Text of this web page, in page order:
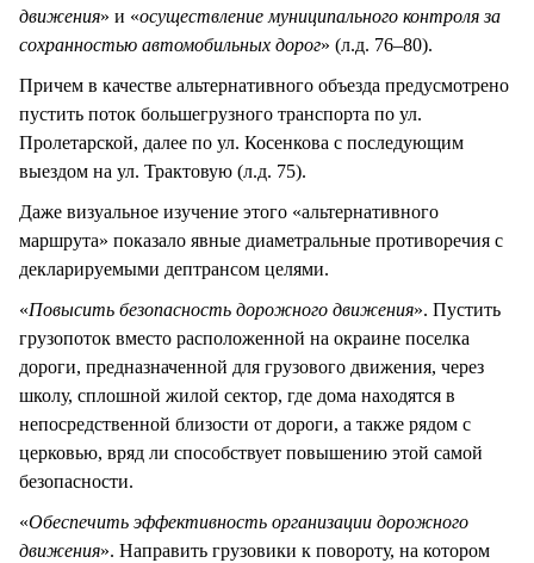
движения» и «осуществление муниципального контроля за
сохранностью автомобильных дорог» (л.д. 76–80).
Причем в качестве альтернативного объезда предусмотрено
пустить поток большегрузного транспорта по ул.
Пролетарской, далее по ул. Косенкова с последующим
выездом на ул. Трактовую (л.д. 75).
Даже визуальное изучение этого «альтернативного
маршрута» показало явные диаметральные противоречия с
декларируемыми дептрансом целями.
«Повысить безопасность дорожного движения». Пустить
грузопоток вместо расположенной на окраине поселка
дороги, предназначенной для грузового движения, через
школу, сплошной жилой сектор, где дома находятся в
непосредственной близости от дороги, а также рядом с
церковью, вряд ли способствует повышению этой самой
безопасности.
«Обеспечить эффективность организации дорожного
движения». Направить грузовики к повороту, на котором